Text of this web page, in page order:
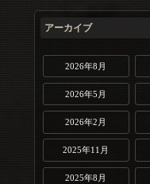
アーカイブ
2026年8月
2026年5月
2026年2月
2025年11月
2025年8月